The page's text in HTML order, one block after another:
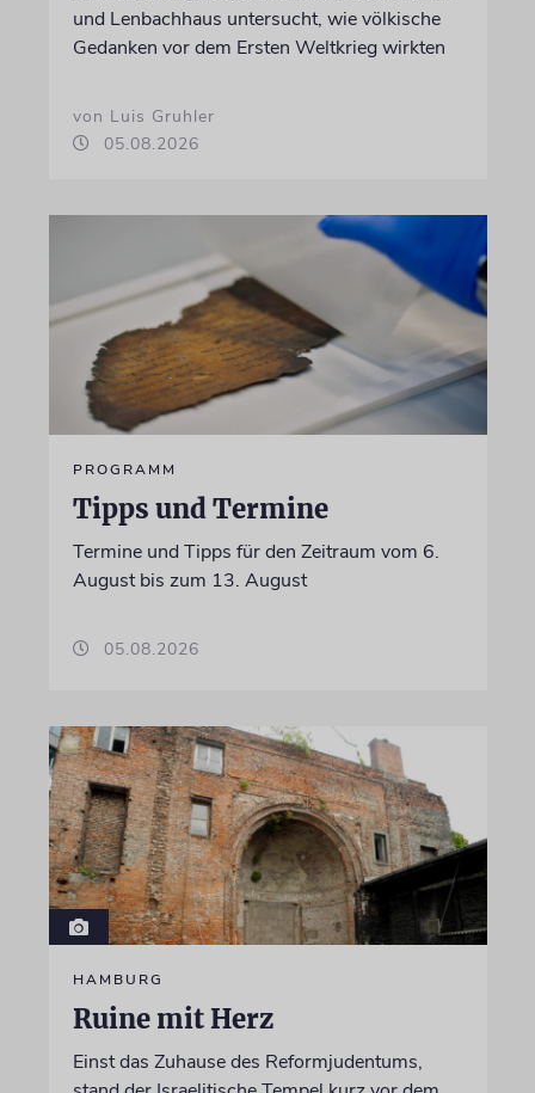
und Lenbachhaus untersucht, wie völkische
Gedanken vor dem Ersten Weltkrieg wirkten
von Luis Gruhler
05.08.2026
PROGRAMM
Tipps und Termine
Termine und Tipps für den Zeitraum vom 6.
August bis zum 13. August
05.08.2026
HAMBURG
Ruine mit Herz
Einst das Zuhause des Reformjudentums,